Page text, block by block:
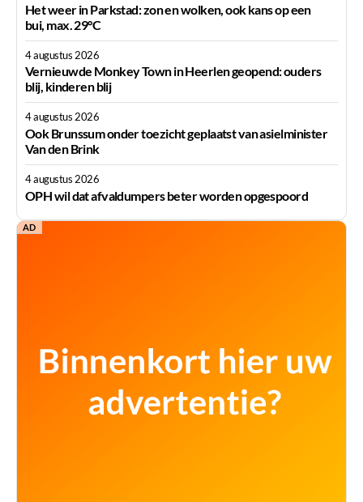
Het weer in Parkstad: zon en wolken, ook kans op een
bui, max. 29°C
4 augustus 2026
Vernieuwde Monkey Town in Heerlen geopend: ouders
blij, kinderen blij
4 augustus 2026
Ook Brunssum onder toezicht geplaatst van asielminister
Van den Brink
4 augustus 2026
OPH wil dat afvaldumpers beter worden opgespoord
AD